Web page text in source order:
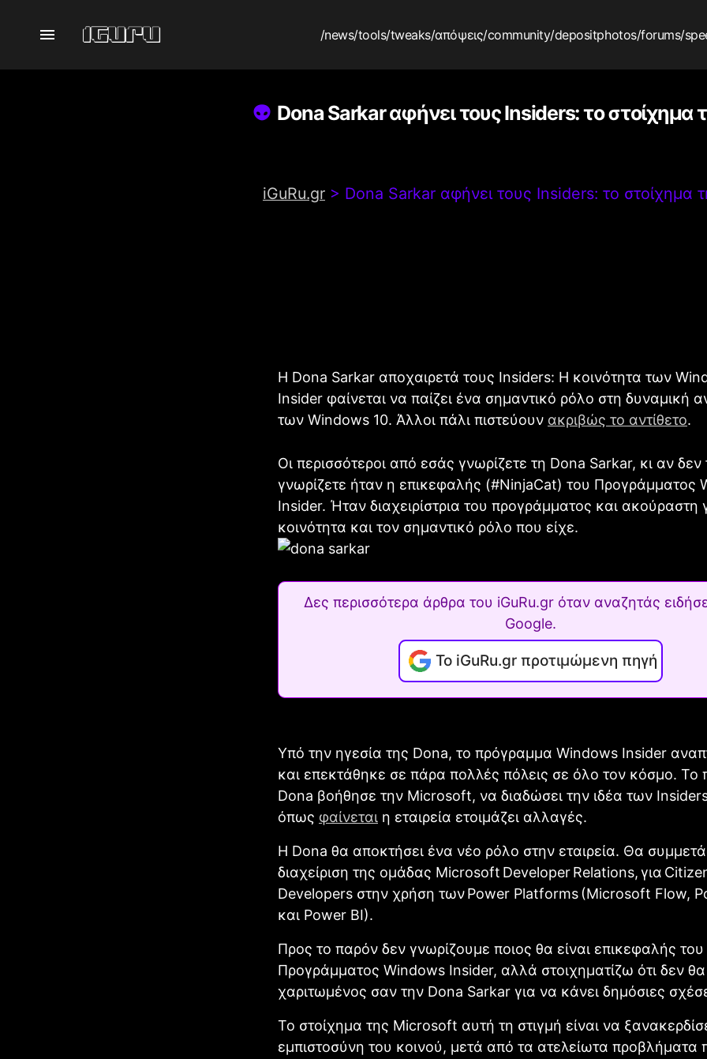
/news/tools/tweaks/απόψεις/community/depositphotos/forums/
Dona Sarkar αφήνει τους Insiders: το στοίχημα
iGuRu.gr > Dona Sarkar αφήνει τους Insiders: το στοίχημα
Η Dona Sarkar αποχαιρετά τους Insiders: Η κοινότητα των
Insider φαίνεται να παίζει ένα σημαντικό ρόλο στη δυναμική
των Windows 10. Άλλοι πάλι πιστεύουν ακριβώς το αντίθετο.
Οι περισσότεροι από εσάς γνωρίζετε τη Dona Sarkar, κι αν δεν
γνωρίζετε ήταν η επικεφαλής (#NinjaCat) του Προγράμματος
Insider. Ήταν διαχειρίστρια του προγράμματος και ακούραστη
κοινότητα και τον σημαντικό ρόλο που είχε.
Δες περισσότερα άρθρα του iGuRu.gr όταν αναζητάς
Google.
Το iGuRu.gr προτιμώμενη πηγή
Υπό την ηγεσία της Dona, το πρόγραμμα Windows Insider
και επεκτάθηκε σε πάρα πολλές πόλεις σε όλο τον κόσμο. Το
Dona βοήθησε την Microsoft, να διαδώσει την ιδέα των
όπως φαίνεται η εταιρεία ετοιμάζει αλλαγές.
Η Dona θα αποκτήσει ένα νέο ρόλο στην εταιρεία. Θα
διαχείριση της ομάδας Microsoft Developer Relations, για
Developers στην χρήση των Power Platforms (Microsoft Flow,
και Power BI).
Προς το παρόν δεν γνωρίζουμε ποιος θα είναι επικεφαλής του
Προγράμματος Windows Insider, αλλά στοιχηματίζω ότι δεν θα
χαριτωμένος σαν την Dona Sarkar για να κάνει δημόσιες
Το στοίχημα της Microsoft αυτή τη στιγμή είναι να
εμπιστοσύνη του κοινού, μετά από τα ατελείωτα προβλήματα